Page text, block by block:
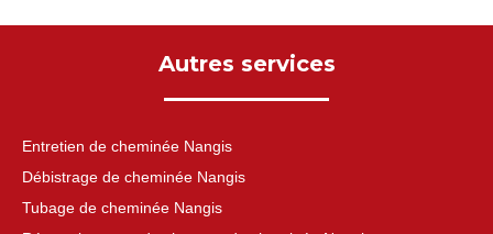
Autres services
Entretien de cheminée Nangis
Débistrage de cheminée Nangis
Tubage de cheminée Nangis